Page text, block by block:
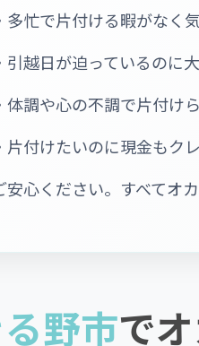
多忙で片付ける暇がなく
引越日が迫っているのに
体調や心の不調で片付け
片付けたいのに現金もク
安心ください。すべてオ
野市で